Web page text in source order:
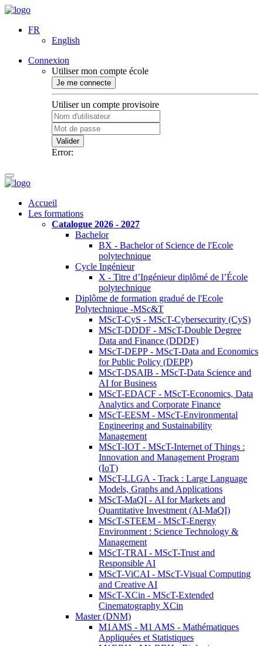
FR
English
Connexion
Utiliser mon compte école
Je me connecte
Utiliser un compte provisoire
Valider
Error:
Accueil
Les formations
Catalogue 2026 - 2027
Bachelor
BX - Bachelor of Science de l'Ecole
polytechnique
Cycle Ingénieur
X - Titre d’Ingénieur diplômé de l’École
polytechnique
Diplôme de formation gradué de l'Ecole
Polytechnique -MSc&T
MScT-CyS - MScT-Cybersecurity (CyS)
MScT-DDDF - MScT-Double Degree
Data and Finance (DDDF)
MScT-DEPP - MScT-Data and Economics
for Public Policy (DEPP)
MScT-DSAIB - MScT-Data Science and
AI for Business
MScT-EDACF - MScT-Economics, Data
Analytics and Corporate Finance
MScT-EESM - MScT-Environmental
Engineering and Sustainability
Management
MScT-IOT - MScT-Internet of Things :
Innovation and Management Program
(IoT)
MScT-LLGA - Track : Large Language
Models, Graphs and Applications
MScT-MaQI - AI for Markets and
Quantitative Investment (AI-MaQI)
MScT-STEEM - MScT-Energy
Environment : Science Technology &
Management
MScT-TRAI - MScT-Trust and
Responsible AI
MScT-ViCAI - MScT-Visual Computing
and Creative AI
MScT-XCin - MScT-Extended
Cinematography XCin
Master (DNM)
M1AMS - M1 AMS - Mathématiques
Appliquées et Statistiques